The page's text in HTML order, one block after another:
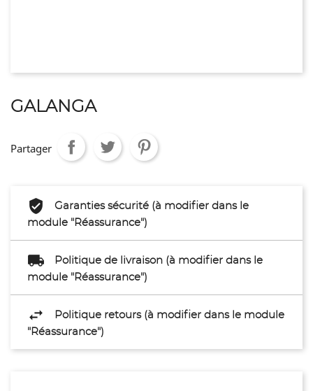
GALANGA
Partager
Garanties sécurité (à modifier dans le
module "Réassurance")
Politique de livraison (à modifier dans le
module "Réassurance")
Politique retours (à modifier dans le module
"Réassurance")